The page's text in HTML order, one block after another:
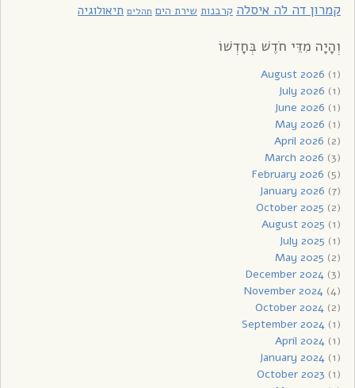
קמרון דה לה איסלה קרבנות שירת הים תהלים תיאולוגיה
וְהָיָה מִדֵּי חֹדֶשׁ בְּחָדְשׁוֹ
August 2026 (1)
July 2026 (1)
June 2026 (1)
May 2026 (1)
April 2026 (2)
March 2026 (3)
February 2026 (5)
January 2026 (7)
October 2025 (2)
August 2025 (1)
July 2025 (1)
May 2025 (2)
December 2024(3)
November 2024(4)
October 2024(2)
September 2024(1)
April 2024(1)
January 2024(1)
October 2023 (1)